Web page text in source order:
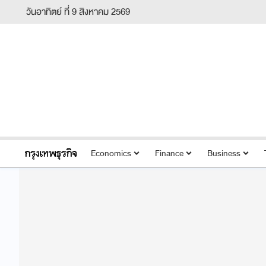
วันอาทิตย์ ที่ 9 สิงหาคม 2569
Economics Finance Business